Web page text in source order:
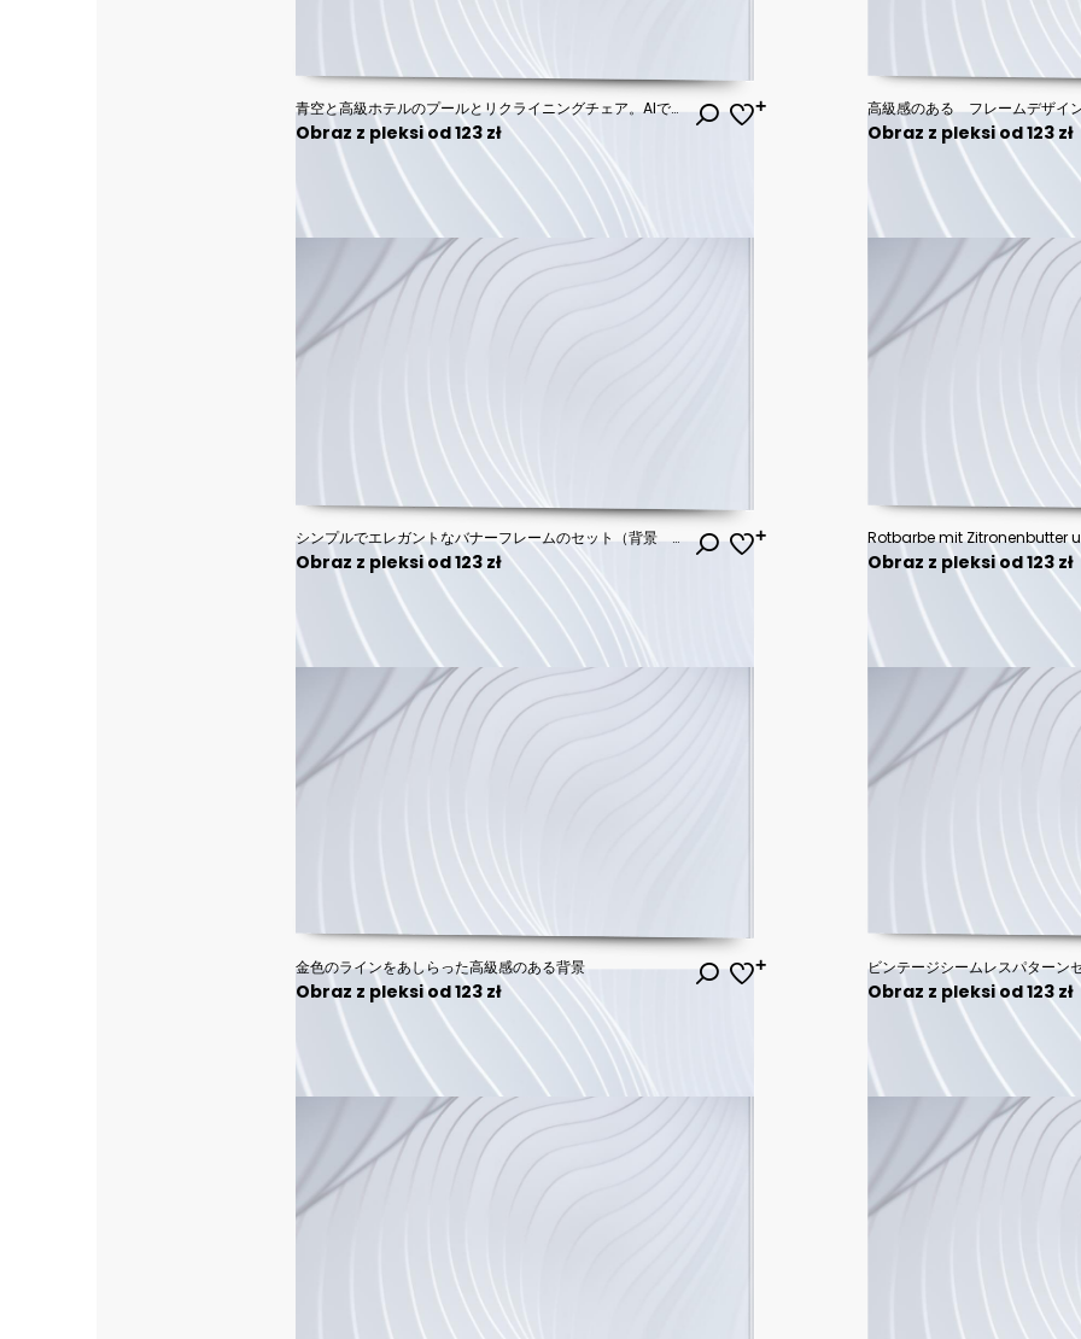
青空と高級ホテルのプールとリクライニングチェア。AIで生成
Obraz z pleksi od 123 zł Obraz z pleksi od 123 zł
シンプルでエレガントなバナーフレームのセット（背景 ラグジュアリー バナー フレーム 見出し タイトル キラキラ）
Obraz z pleksi od 123 zł
Rotbarbe mit Zitronenbutter
Obraz z pleksi od 123 zł
金色のラインをあしらった高級感のある背景
Obraz z pleksi od 123 zł
ビンテージシームレスパターン
Obraz z pleksi od 123 zł